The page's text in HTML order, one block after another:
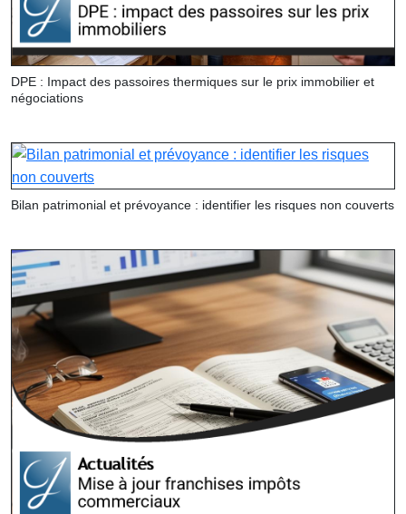
DPE : Impact des passoires thermiques sur le prix immobilier et
négociations
Bilan patrimonial et prévoyance : identifier les risques non couverts